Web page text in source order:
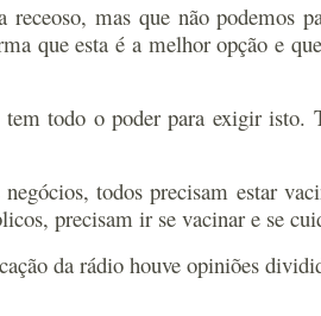
mas que não podemos
que esta é a melhor opção e
todo o poder para exigir
todos precisam estar
precisam ir se vacinar e se
da rádio houve opiniões